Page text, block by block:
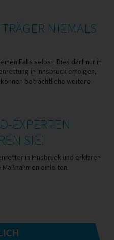
NIEMALS
Falls selbst! Dies darf nur in
in Innsbruck erfolgen,
beträchtliche weitere
EXPERTEN
SIE!
in Innsbruck und erklären
einleiten.